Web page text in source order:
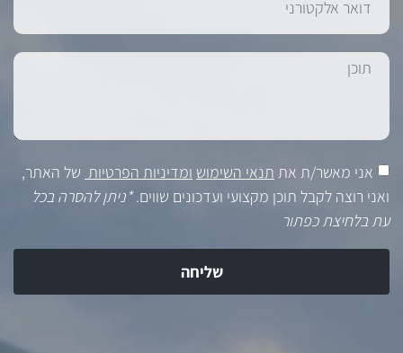
אני מאשר/ת את תנאי השימוש ומדיניות הפרטיות של האתר,
ואני רוצה לקבל תוכן מקצועי ועדכונים שווים.*ניתן להסרה בכל
עת בלחיצת כפתור
שליחה